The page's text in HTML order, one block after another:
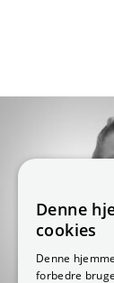
Denne
cookies
Denne
forbedre